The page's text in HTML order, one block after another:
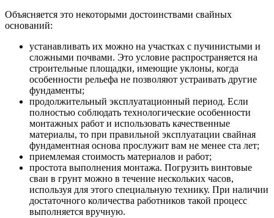
Объясняется это некоторыми достоинствами свайных
оснований:
устанавливать их можно на участках с пучинистыми и
сложными почвами. Это условие распространяется на
строительные площадки, имеющие уклоны, когда
особенности рельефа не позволяют устраивать другие
фундаменты;
продолжительный эксплуатационный период. Если
полностью соблюдать технологические особенности
монтажных работ и использовать качественные
материалы, то при правильной эксплуатации свайная
фундаментная основа прослужит вам не менее ста лет;
приемлемая стоимость материалов и работ;
простота выполнения монтажа. Погрузить винтовые
сваи в грунт можно в течение нескольких часов,
используя для этого специальную технику. При наличии
достаточного количества работников такой процесс
выполняется вручную.